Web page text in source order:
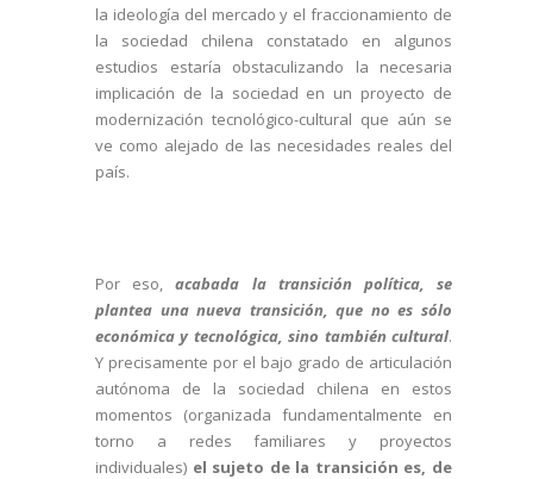
la ideología del mercado y el fraccionamiento de
la sociedad chilena constatado en algunos
estudios estaría obstaculizando la necesaria
implicación de la sociedad en un proyecto de
modernización tecnológico-cultural que aún se
ve como alejado de las necesidades reales del
país.
Por eso,acabada la transición política, se
plantea una nueva transición, que no es sólo
económica y tecnológica, sino también cultural.
Y precisamente por el bajo grado de articulación
autónoma de la sociedad chilena en estos
momentos (organizada fundamentalmente en
torno a redes familiares y proyectos
individuales) el sujeto de la transición es, de